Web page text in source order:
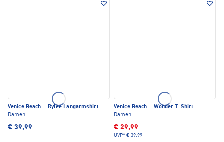
Venice Beach ·
Rylee Langarmshirt
Damen
€ 39,99
Venice Beach · Wonder T-Shirt
Damen
€ 29,99
UVP* € 39,99